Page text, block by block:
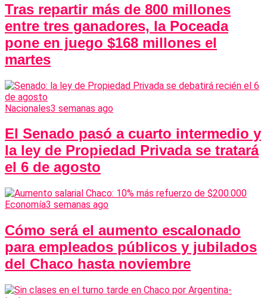
Tras repartir más de 800 millones
entre tres ganadores, la Poceada
pone en juego $168 millones el
martes
Nacionales3 semanas ago
El Senado pasó a cuarto intermedio y
la ley de Propiedad Privada se tratará
el 6 de agosto
Economía3 semanas ago
Cómo será el aumento escalonado
para empleados públicos y jubilados
del Chaco hasta noviembre